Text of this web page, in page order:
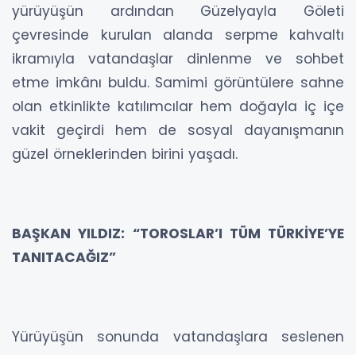
yürüyüşün ardından Güzelyayla Göleti
çevresinde kurulan alanda serpme kahvaltı
ikramıyla vatandaşlar dinlenme ve sohbet
etme imkânı buldu. Samimi görüntülere sahne
olan etkinlikte katılımcılar hem doğayla iç içe
vakit geçirdi hem de sosyal dayanışmanın
güzel örneklerinden birini yaşadı.
BAŞKAN YILDIZ: “TOROSLAR’I TÜM TÜRKİYE’YE
TANITACAĞIZ”
Yürüyüşün sonunda vatandaşlara seslenen